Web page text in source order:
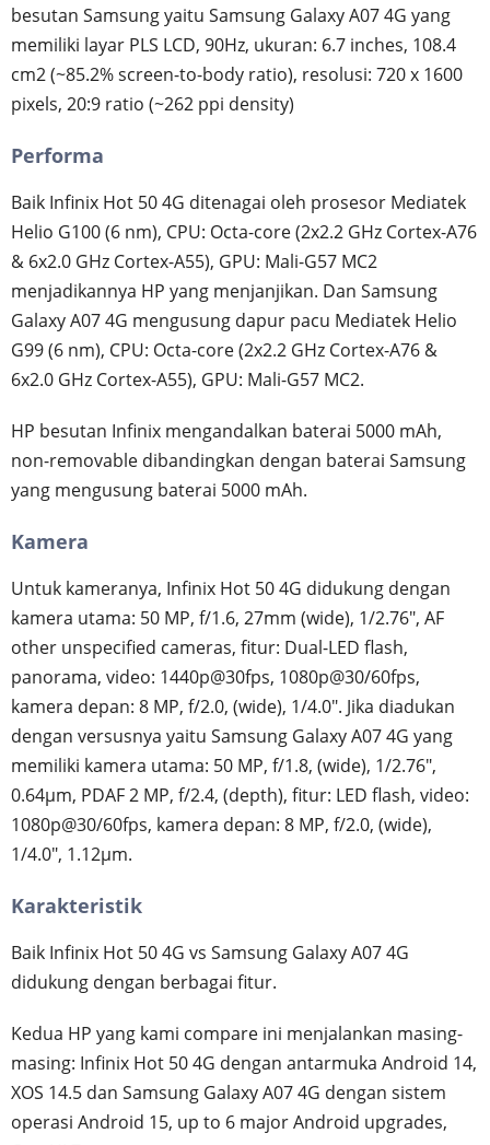
besutan Samsung yaitu Samsung Galaxy A07 4G yang
memiliki layar PLS LCD, 90Hz, ukuran: 6.7 inches, 108.4
cm2 (~85.2% screen-to-body ratio), resolusi: 720 x 1600
pixels, 20:9 ratio (~262 ppi density)
Performa
Baik Infinix Hot 50 4G ditenagai oleh prosesor Mediatek
Helio G100 (6 nm), CPU: Octa-core (2x2.2 GHz Cortex-A76
& 6x2.0 GHz Cortex-A55), GPU: Mali-G57 MC2
menjadikannya HP yang menjanjikan. Dan Samsung
Galaxy A07 4G mengusung dapur pacu Mediatek Helio
G99 (6 nm), CPU: Octa-core (2x2.2 GHz Cortex-A76 &
6x2.0 GHz Cortex-A55), GPU: Mali-G57 MC2.
HP besutan Infinix mengandalkan baterai 5000 mAh,
non-removable dibandingkan dengan baterai Samsung
yang mengusung baterai 5000 mAh.
Kamera
Untuk kameranya, Infinix Hot 50 4G didukung dengan
kamera utama: 50 MP, f/1.6, 27mm (wide), 1/2.76", AF
other unspecified cameras, fitur: Dual-LED flash,
panorama, video: 1440p@30fps, 1080p@30/60fps,
kamera depan: 8 MP, f/2.0, (wide), 1/4.0". Jika diadukan
dengan versusnya yaitu Samsung Galaxy A07 4G yang
memiliki kamera utama: 50 MP, f/1.8, (wide), 1/2.76",
0.64µm, PDAF 2 MP, f/2.4, (depth), fitur: LED flash, video:
1080p@30/60fps, kamera depan: 8 MP, f/2.0, (wide),
1/4.0", 1.12µm.
Karakteristik
Baik Infinix Hot 50 4G vs Samsung Galaxy A07 4G
didukung dengan berbagai fitur.
Kedua HP yang kami compare ini menjalankan masing-
masing: Infinix Hot 50 4G dengan antarmuka Android 14,
XOS 14.5 dan Samsung Galaxy A07 4G dengan sistem
operasi Android 15, up to 6 major Android upgrades,